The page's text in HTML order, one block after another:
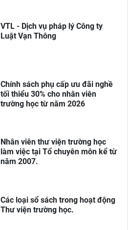
VTL - Dịch vụ pháp lý Công ty
Luật Vạn Thông
Chính sách phụ cấp ưu đãi nghề
tối thiểu 30% cho nhân viên
trường học từ năm 2026
Nhân viên thư viện trường học
làm việc tại Tổ chuyên môn kể từ
năm 2007.
Các loại sổ sách trong hoạt động
Thư viện trường học.